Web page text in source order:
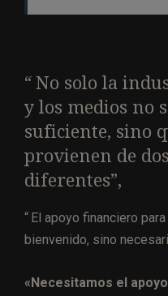
“ No solo la
y los medios no
suficiente, sino
provienen de
diferentes”,
“ El apoyo financiero
bienvenido, sino
«Necesitamos el